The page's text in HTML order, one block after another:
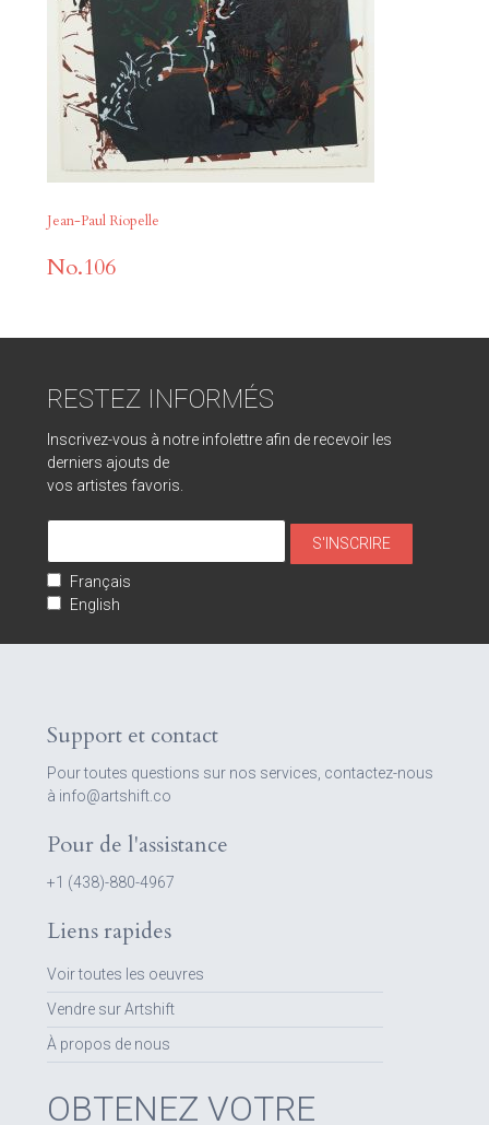
Jean-Paul Riopelle
No.106
RESTEZ INFORMÉS
Inscrivez-vous à notre infolettre afin de recevoir les
derniers ajouts de
vos artistes favoris.
Français
English
Support et contact
Pour toutes questions sur nos services, contactez-nous
à info@artshift.co
Pour de l'assistance
+1 (438)-880-4967
Liens rapides
Voir toutes les oeuvres
Vendre sur Artshift
À propos de nous
OBTENEZ VOTRE